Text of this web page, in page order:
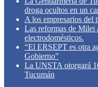
droga ocultos en un
A los empresarios del
Las reformas de Milei
electrodomésticos.
“El ERSEPT es otra
Gobierno”
La UNSTA otorgará
Tucumán